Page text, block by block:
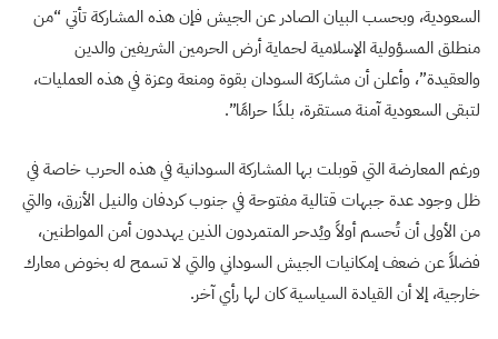
السعودية، وبحسب البيان الصادر عن الجيش فإن هذه المشاركة تأتي “من
منطلق المسؤولية الإسلامية لحماية أرض الحرمين الشريفين والدين
والعقيدة”، وأعلن أن مشاركة السودان بقوة ومنعة وعزة في هذه العمليات،
لتبقى السعودية آمنة مستقرة، بلدًا حرامًا”.
ورغم المعارضة التي قوبلت بها المشاركة السودانية في هذه الحرب خاصة في
ظل وجود عدة جبهات قتالية مفتوحة في جنوب كردفان والنيل الأزرق، والتي
من الأولى أن تُحسم أولاً ويُدحر المتمردون الذين يهددون أمن المواطنين،
فضلاً عن ضعف إمكانيات الجيش السوداني والتي لا تسمح له بخوض معارك
خارجية، إلا أن القيادة السياسية كان لها رأي آخر.